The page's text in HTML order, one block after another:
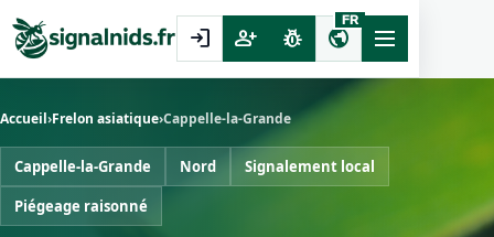
login person_add pest_control public
FR
Accueil›Frelon asiatique›Cappelle-la-Grande
Cappelle-la-Grande Nord
Signalement local
Piégeage raisonné